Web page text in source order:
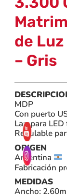
de
– Gris
MDP
Con puerto
Lampara
Regulable
ORIGEN
Argentina
Fabricación
MEDIDAS
Ancho: